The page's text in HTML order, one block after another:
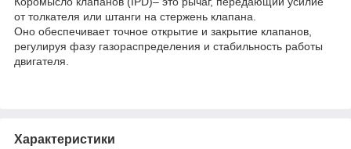
от толкателя или штанги на стержень клапана.
Оно обеспечивает точное открытие и закрытие клапанов,
регулируя фазу газораспределения и стабильность работы
двигателя.
Характеристики